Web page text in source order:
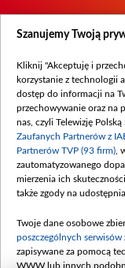
Szanujemy Twoją
Kliknij "Akceptuję i
korzystanie z technologii
dostęp do informacji na
przechowywanie oraz na
nas, czyli Telewizję Polską
Zaufanych Partnerów z
Partnerów TVP (93 firm) ,
zautomatyzowanego
mierzenia ich
także zgody na
Twoje dane osobowe
poszczególnych serwisów
zapisywane za pomocą
WWW lub innych